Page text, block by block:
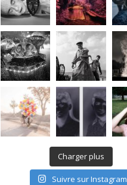
Charger plus
Suivre sur Instagram